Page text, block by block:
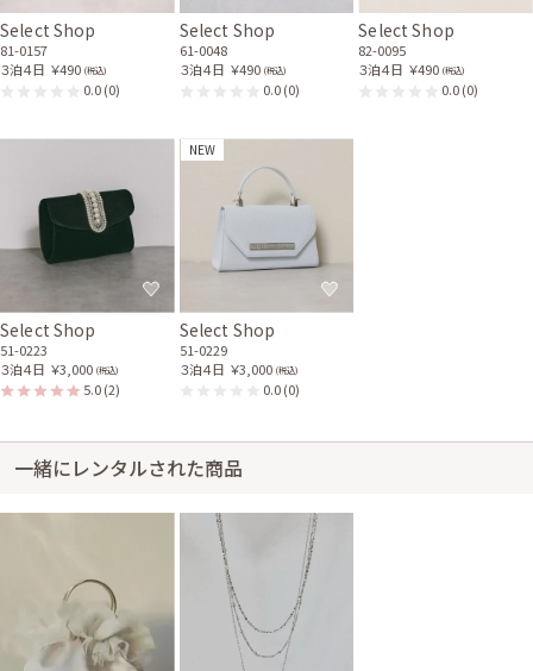
Select Shop
81-0157
３泊４日 ￥490 (税込)
0.0(0)
Select Shop
61-0048
３泊４日 ￥490 (税込)
0.0(0)
Select Shop
82-0095
３泊４日 ￥490 (税込)
0.0(0)
Select Shop
51-0223
３泊４日 ￥3,000 (税込)
5.0(2)
NEW
Select Shop
51-0229
３泊４日 ￥3,000 (税込)
0.0(0)
一緒にレンタルされた商品